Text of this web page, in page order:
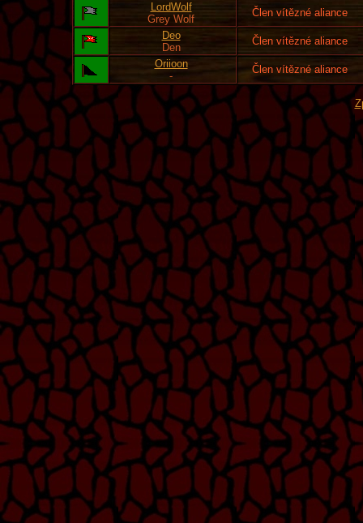
LordWolf
Grey Wolf
Člen vítězné aliance
Deo
Den
Člen vítězné aliance
Oriioon
-
Člen vítězné aliance